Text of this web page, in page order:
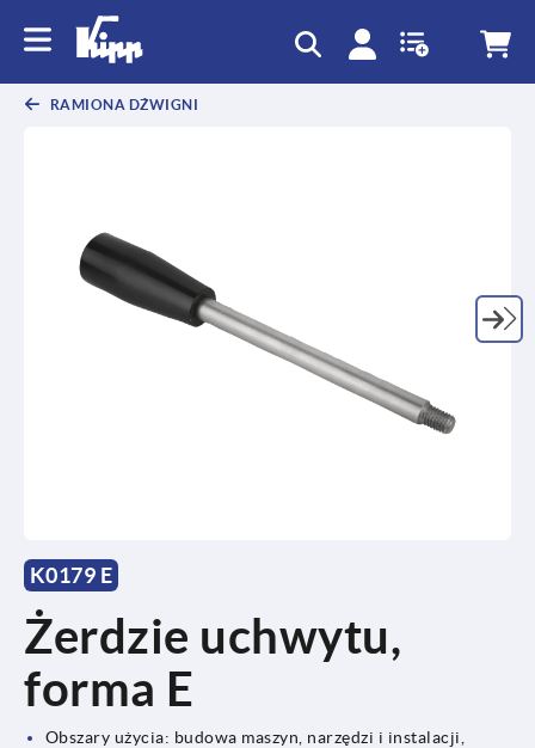
RAMIONA DŹWIGNI
K0179 E
Żerdzie uchwytu,
forma E
Obszary użycia: budowa maszyn, narzędzi i instalacji,